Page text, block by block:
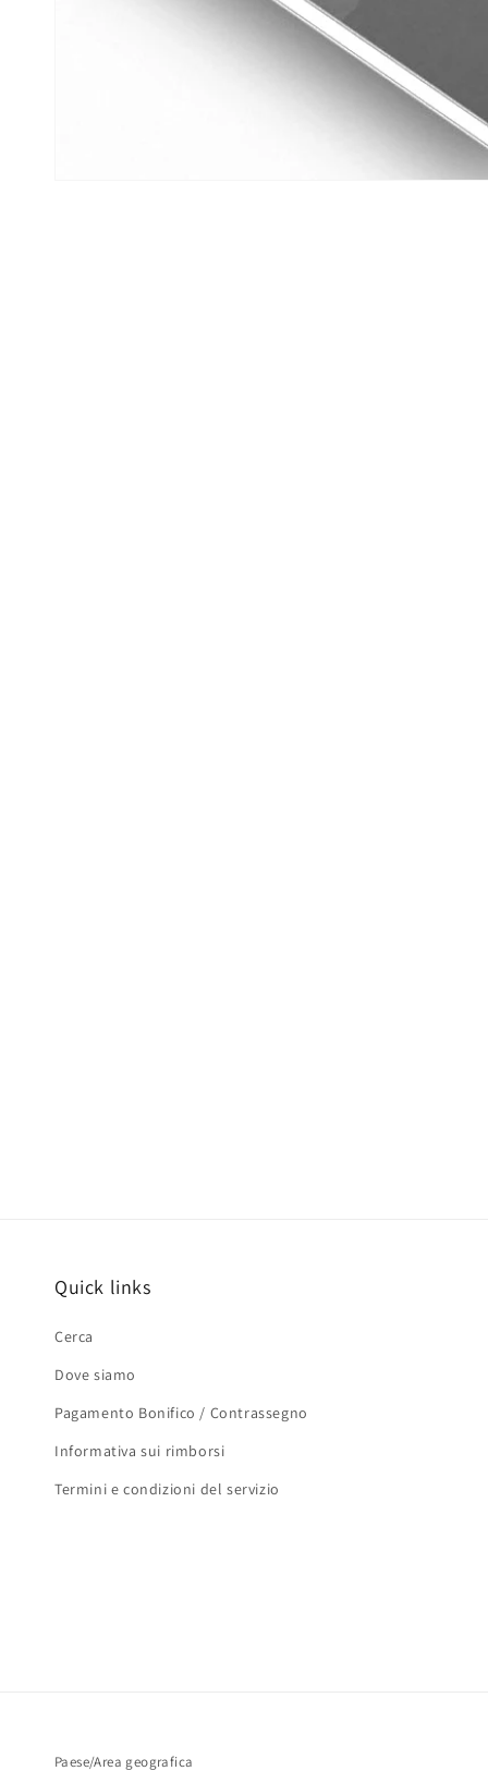
Quick links
Cerca
Dove siamo
Pagamento Bonifico / Contrassegno
Informativa sui rimborsi
Termini e condizioni del servizio
Paese/Area geografica